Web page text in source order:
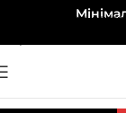
Перейти до